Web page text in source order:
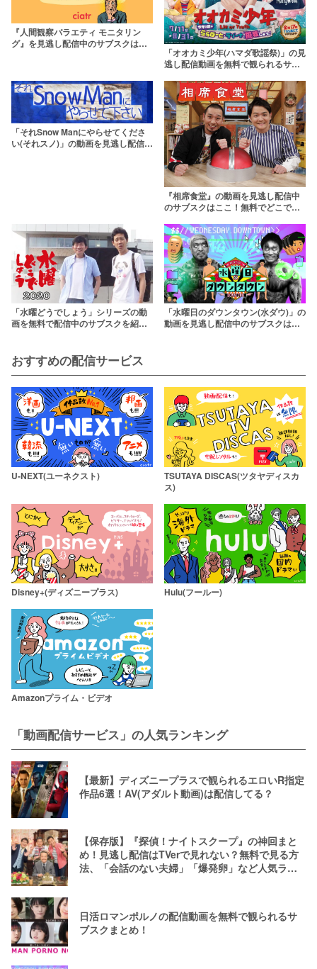
『人間観察バラエティ モニタリン
グ』を見逃し配信中のサブスクはこ
「オオカミ少年(ハマダ歌謡祭)」の見
逃し配信動画を無料で観られるサブ
「それSnow Manにやらせてくださ
い(それスノ)」の動画を見逃し配信中
『相席食堂』の動画を見逃し配信中
のサブスクはここ！無料でどこで観
「水曜どうでしょう」シリーズの動
画を無料で配信中のサブスクを紹
「水曜日のダウンタウン(水ダウ)」の
動画を見逃し配信中のサブスクはど
おすすめの配信サービス
U-NEXT(ユーネクスト)
TSUTAYA DISCAS(ツタヤディスカ
ス)
Disney+(ディズニープラス) Hulu(フールー)
Amazonプライム・ビデオ
「動画配信サービス」の人気ランキング
【最新】ディズニープラスで観られるエロいR指定
作品6選！AV(アダルト動画)は配信してる？
【保存版】『探偵！ナイトスクープ』の神回まと
め！見逃し配信はTVerで見れない？無料で見る方
法、「会話のない夫婦」「爆発卵」など人気ラン
日活ロマンポルノの配信動画を無料で観られるサ
ブスクまとめ！